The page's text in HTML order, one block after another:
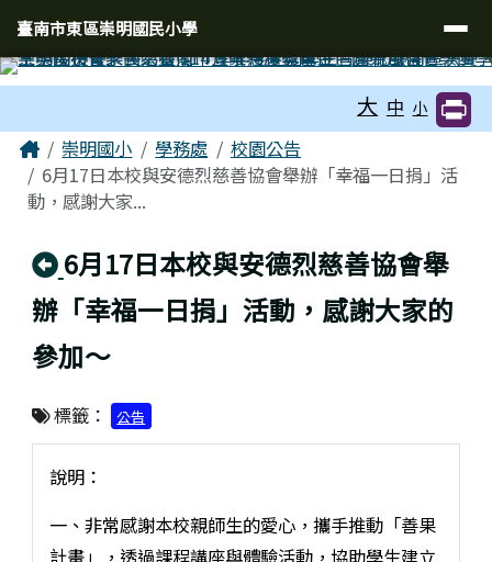
臺南市東區崇明國民小學
導覽列
臺南市東區崇明國民小學
大 中 小
主內容區域
Home崇明國小 學務處
校園公告
6月17日本校與安德烈慈善協會舉辦「幸福一日捐」活
動，感謝大家...
回上頁
6月17日本校與安德烈慈善協會舉
辦「幸福一日捐」活動，感謝大家的
參加～
標籤： 公告
說明：
一、非常感謝本校親師生的愛心，攜手推動「善果
計畫」，透過課程講座與體驗活動，協助學生建立
頁尾區域